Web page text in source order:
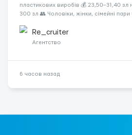
пластикових виробів 💰 23,50–31,40 зл
300 зл 👥 Чоловіки, жінки, сімейні
житло — 400 зл. 📦 Обов...
Re_cruiter
Агентство
6 часов назад